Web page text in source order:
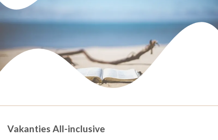
Vakanties All-inclusive